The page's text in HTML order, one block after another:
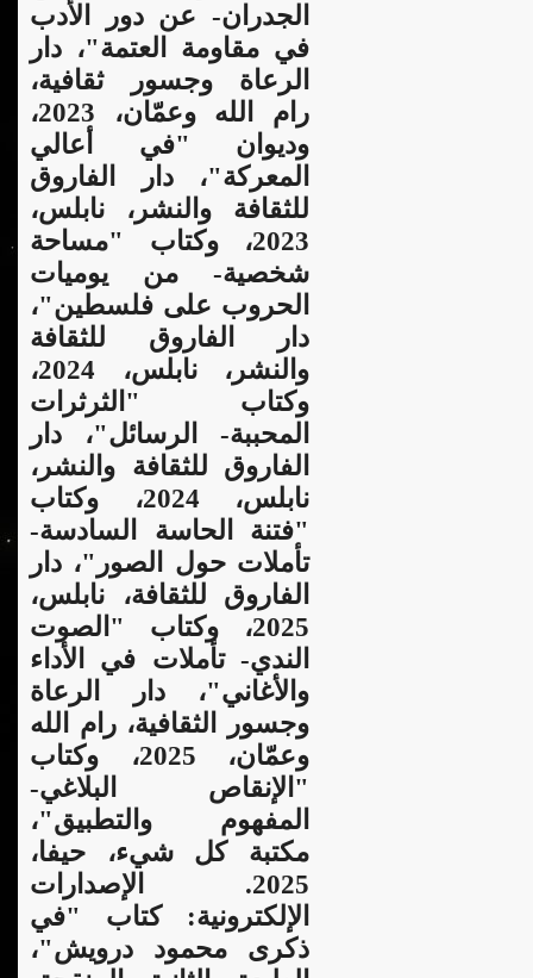
الجدران- عن دور الأدب
في مقاومة العتمة"، دار
الرعاة وجسور ثقافية،
رام الله وعمّان، 2023،
وديوان "في أعالي
المعركة"، دار الفاروق
للثقافة والنشر، نابلس،
2023، وكتاب "مساحة
شخصية- من يوميات
الحروب على فلسطين"،
دار الفاروق للثقافة
والنشر، نابلس، 2024،
وكتاب "الثرثرات
المحببة- الرسائل"، دار
الفاروق للثقافة والنشر،
نابلس، 2024، وكتاب
"فتنة الحاسة السادسة-
تأملات حول الصور"، دار
الفاروق للثقافة، نابلس،
2025، وكتاب "الصوت
الندي- تأملات في الأداء
والأغاني"، دار الرعاة
وجسور الثقافية، رام الله
وعمّان، 2025، وكتاب
"الإنقاص البلاغي-
المفهوم والتطبيق"،
مكتبة كل شيء، حيفا،
2025. الإصدارات
الإلكترونية: كتاب "في
ذكرى محمود درويش"،